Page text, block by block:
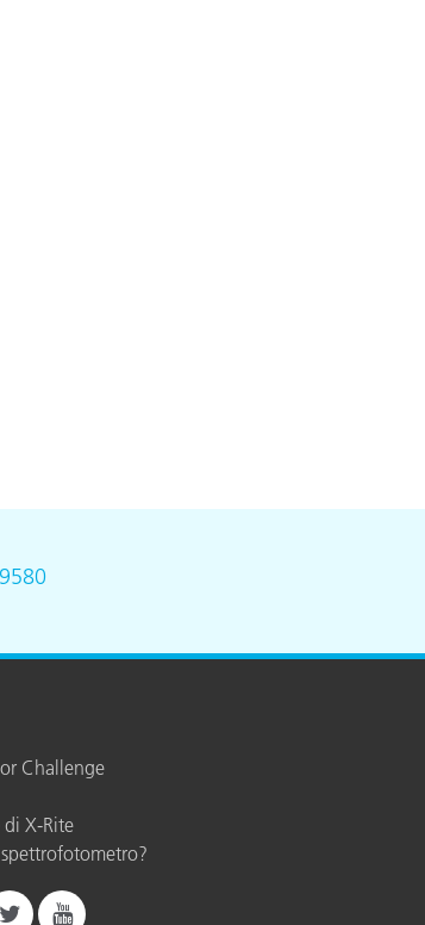
Challenge
X-Rite
spettrofotometro?